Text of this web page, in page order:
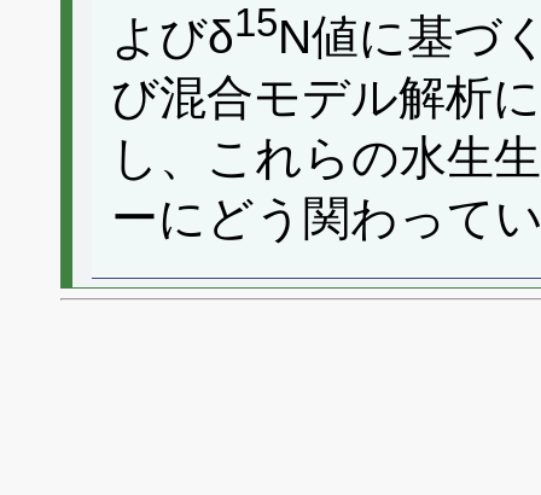
よびδ15N値に基づ
び混合モデル解析
し、これらの水生
ーにどう関わって